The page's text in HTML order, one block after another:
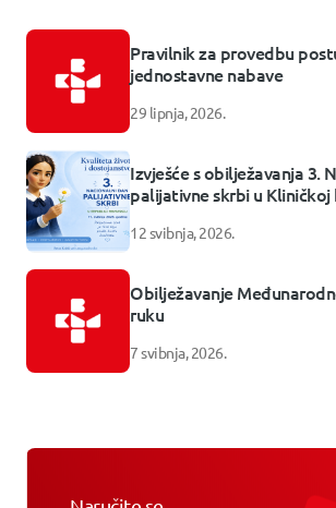
Pravilnik za provedbu
jednostavne nabave
29 lipnja, 2026.
Izvješće s obilježavanja 3.
palijativne skrbi u
12 svibnja, 2026.
Obilježavanje
ruku
7 svibnja, 2026.